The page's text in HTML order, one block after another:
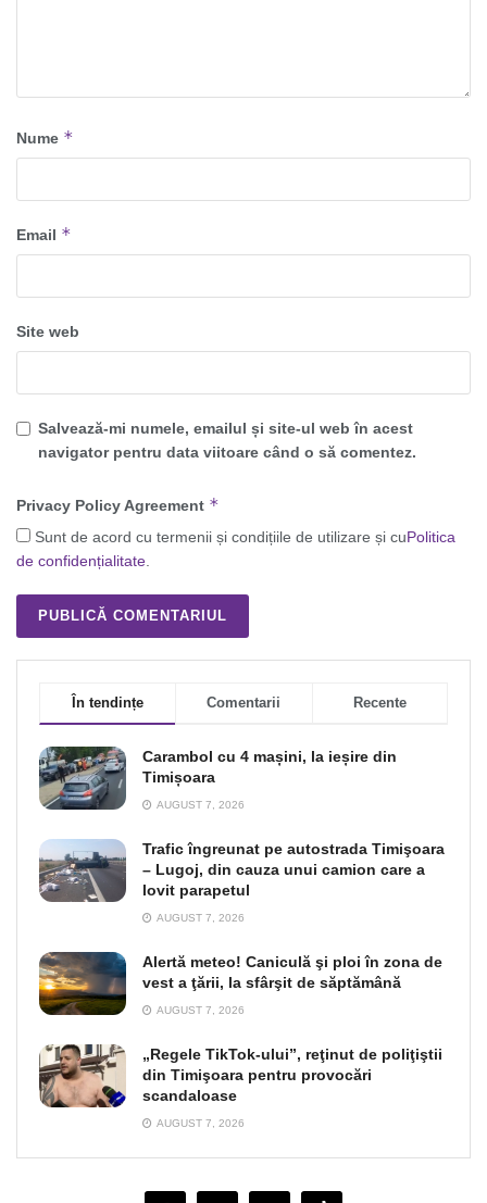
Nume *
Email *
Site web
Salvează-mi numele, emailul și site-ul web în acest
navigator pentru data viitoare când o să comentez.
Privacy Policy Agreement *
Sunt de acord cu termenii și condițiile de utilizare și cuPolitica
de confidențialitate.
În tendințe Comentarii Recente
Carambol cu 4 mașini, la ieșire din
Timișoara
AUGUST 7, 2026
Trafic îngreunat pe autostrada Timişoara
– Lugoj, din cauza unui camion care a
lovit parapetul
AUGUST 7, 2026
Alertă meteo! Caniculă şi ploi în zona de
vest a ţării, la sfârşit de săptămână
AUGUST 7, 2026
„Regele TikTok-ului”, reţinut de poliţiştii
din Timişoara pentru provocări
scandaloase
AUGUST 7, 2026